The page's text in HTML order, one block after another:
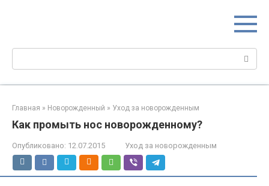
Поиск:
Главная » Новорожденный » Уход за новорожденным
Как промыть нос новорожденному?
Опубликовано: 12.07.2015 Уход за новорожденным